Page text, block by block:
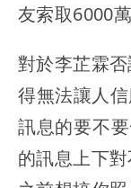
友索取6000萬
對於李芷霖
得無法讓人
訊息的要不
的訊息上下